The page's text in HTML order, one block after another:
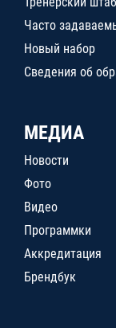
Часто
Новый набор
Сведения об
МЕДИА
Новости
Фото
Видео
Программки
Аккредитация
Брендбук